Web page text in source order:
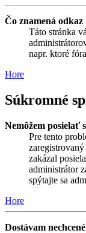
Čo znamená
Táto stránka
napr. ktoré
Hore
Súkromné
Nemôžem posielať
Pre tento
zakázal
administrátor
spýtajte sa
Hore
Dostávam